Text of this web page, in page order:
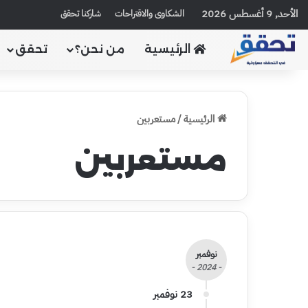
الأحد, 9 أغسطس 2026 الشكاوى والاقتراحات شاركنا تحقق
الرئيسية من نحن؟ تحقق
الرئيسية/مستعربين
مستعربين
نوفمبر
- 2024 -
23 نوفمبر